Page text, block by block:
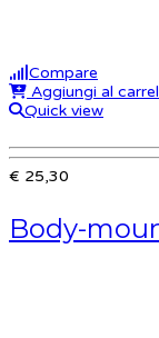
Compare
Aggiungi al
Quick view
€ 25,30
Body-